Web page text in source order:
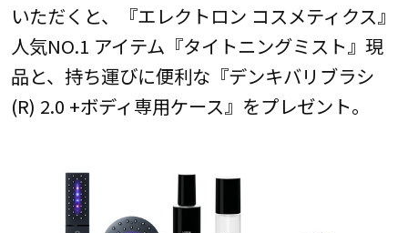
いただくと、『エレクトロン コスメティクス』
人気NO.1 アイテム『タイトニングミスト』現
品と、持ち運びに便利な『デンキバリブラシ
(R) 2.0 +ボディ専用ケース』をプレゼント。